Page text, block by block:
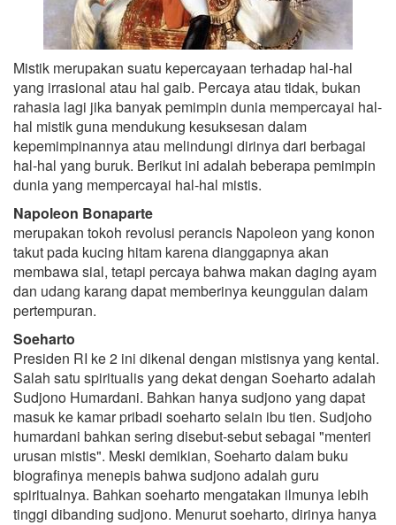
Mistik merupakan suatu kepercayaan terhadap hal-hal
yang irrasional atau hal gaib. Percaya atau tidak, bukan
rahasia lagi jika banyak pemimpin dunia mempercayai hal-
hal mistik guna mendukung kesuksesan dalam
kepemimpinannya atau melindungi dirinya dari berbagai
hal-hal yang buruk. Berikut ini adalah beberapa pemimpin
dunia yang mempercayai hal-hal mistis.
Napoleon Bonaparte
merupakan tokoh revolusi perancis Napoleon yang konon
takut pada kucing hitam karena dianggapnya akan
membawa sial, tetapi percaya bahwa makan daging ayam
dan udang karang dapat memberinya keunggulan dalam
pertempuran.
Soeharto
Presiden RI ke 2 ini dikenal dengan mistisnya yang kental.
Salah satu spiritualis yang dekat dengan Soeharto adalah
Sudjono Humardani. Bahkan hanya sudjono yang dapat
masuk ke kamar pribadi soeharto selain ibu tien. Sudjoho
humardani bahkan sering disebut-sebut sebagai "menteri
urusan mistis". Meski demikian, Soeharto dalam buku
biografinya menepis bahwa sudjono adalah guru
spiritualnya. Bahkan soeharto mengatakan ilmunya lebih
tinggi dibanding sudjono. Menurut soeharto, dirinya hanya